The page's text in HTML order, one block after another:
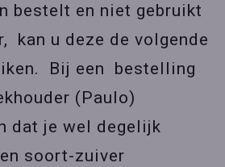
bestelt en niet gebruikt
kan u deze de volgende
Bij een bestelling
(Paulo)
dat je wel degelijk
soort-zuiver